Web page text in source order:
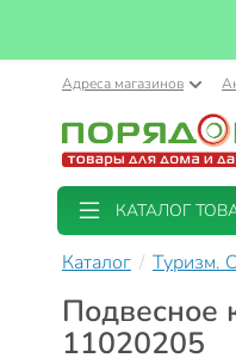
Адреса магазинов
КАТАЛОГ
Каталог Туризм.
Подвесное
11020205